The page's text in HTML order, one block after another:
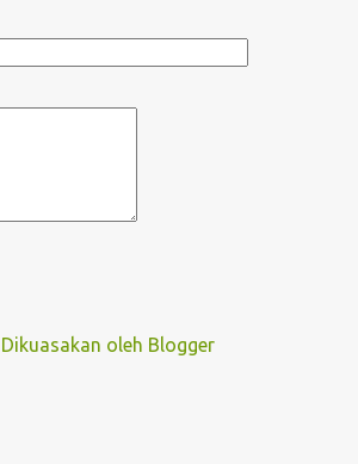
Dikuasakan oleh Blogger